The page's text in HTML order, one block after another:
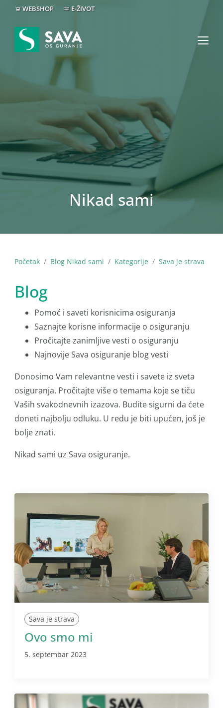
WEBSHOP E-ŽIVOT
Nikad sami
Početak Blog Nikad sami Kategorije Sava je strava
Blog
Pomoć i saveti korisnicima osiguranja
Saznajte korisne informacije o osiguranju
Pročitajte zanimljive vesti o osiguranju
Najnovije Sava osiguranje blog vesti
Donosimo Vam relevantne vesti i savete iz sveta
osiguranja. Pročitajte više o temama koje se tiču
Vaših svakodnevnih izazova. Budite sigurni da ćete
doneti najbolju odluku. U redu je biti upućen, još je
bolje znati.
Nikad sami uz Sava osiguranje.
Sava je strava
Ovo smo mi
5. septembar 2023